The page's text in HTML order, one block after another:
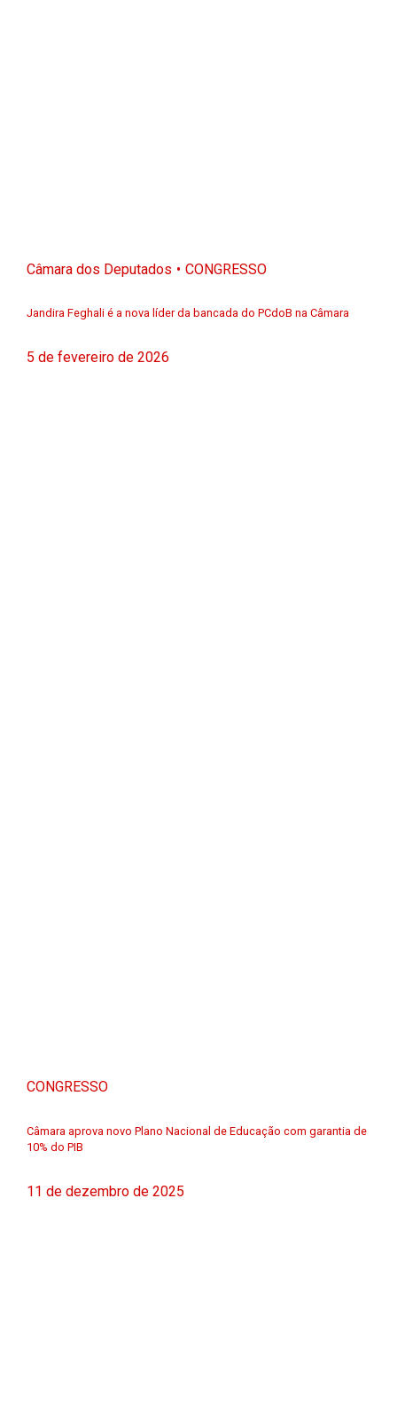
Câmara dos Deputados CONGRESSO
Jandira Feghali é a nova líder da bancada do PCdoB na Câmara
5 de fevereiro de 2026
CONGRESSO
Câmara aprova novo Plano Nacional de Educação com garantia de
10% do PIB
11 de dezembro de 2025